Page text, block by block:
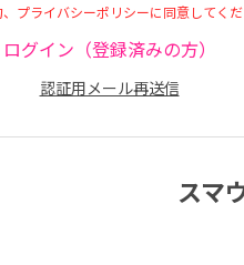
プライバシーポリシーに同意してく
ログイン（登録済みの方）
認証用メール再送信
スマ